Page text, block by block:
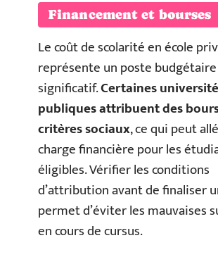
Financement et bourses
Le coût de scolarité en école
représente un poste budgétaire
significatif.Certaines
publiques attribuent des
critères sociaux, ce qui peut
charge financière pour les
éligibles. Vérifier les conditions
d’attribution avant de finaliser
permet d’éviter les mauvaises
en cours de cursus.